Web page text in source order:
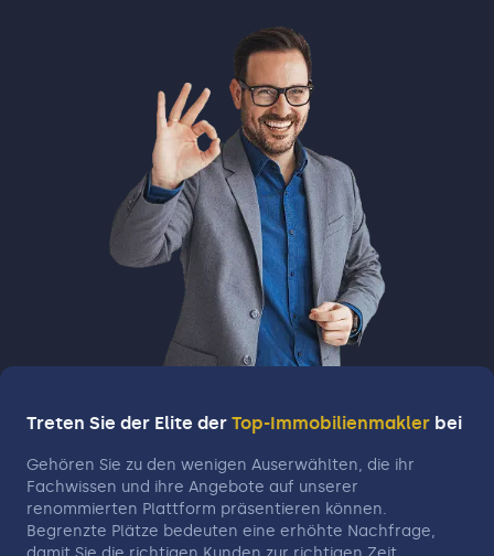
Treten Sie der Elite der Top-Immobilienmakler bei
Gehören Sie zu den wenigen Auserwählten, die ihr
Fachwissen und ihre Angebote auf unserer
renommierten Plattform präsentieren können.
Begrenzte Plätze bedeuten eine erhöhte Nachfrage,